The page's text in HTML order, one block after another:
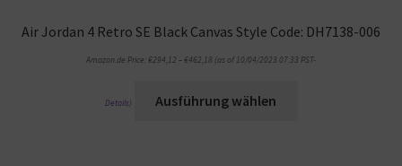
Air Jordan 4 Retro SE Black Canvas Style Code: DH7138-006
Amazon.de Price: €294,12 – €462,18 (as of 10/04/2023 07:33 PST-
Details Ausführung wählen